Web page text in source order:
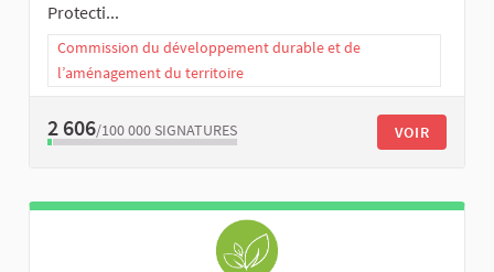
Protecti...
Commission du développement durable et de
l’aménagement du territoire
2 606/100 000 SIGNATURES VOIR